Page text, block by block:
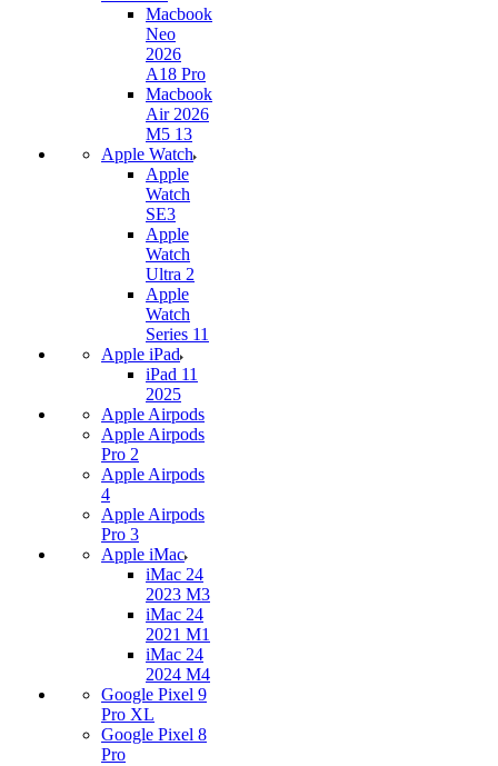
Macbook
Neo
2026
A18 Pro
Macbook
Air 2026
M5 13
Apple Watch
Apple
Watch
SE3
Apple
Watch
Ultra 2
Apple
Watch
Series 11
Apple iPad
iPad 11
2025
Apple Airpods
Apple Airpods
Pro 2
Apple Airpods
4
Apple Airpods
Pro 3
Apple iMac
iMac 24
2023 M3
iMac 24
2021 M1
iMac 24
2024 M4
Google Pixel 9
Pro XL
Google Pixel 8
Pro